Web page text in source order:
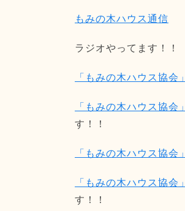
もみの木ハウス通信
ラジオやってます！！
「もみの木ハウス協会」
「もみの木ハウス協会」
す！！
「もみの木ハウス協会」
「もみの木ハウス協会」
す！！